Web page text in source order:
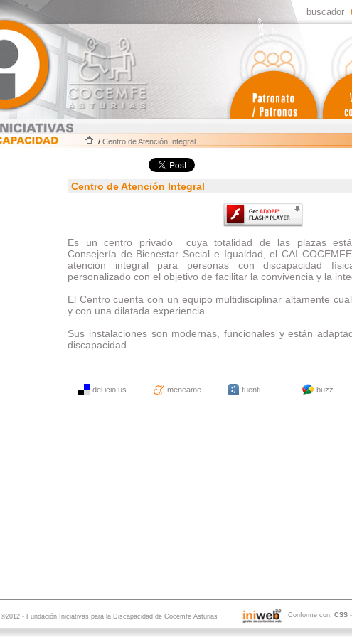
buscador
/ Centro de Atención Integral
Centro de Atención Integral
Es un centro privado cuya totalidad de las plazas
Consejería de Bienestar Social e Igualdad, el CAI
atención integral para personas con discapacidad
personalizado con el objetivo de facilitar la convivencia y la
El Centro cuenta con un equipo multidisciplinar altamente
y con una dilatada experiencia.
Sus instalaciones son modernas, funcionales y están
discapacidad.
del.icio.us meneame tuenti buzz
©2012 - Fundación Iniciativas para la Discapacidad de Cocemfe Asturias Conforme con: CSS-